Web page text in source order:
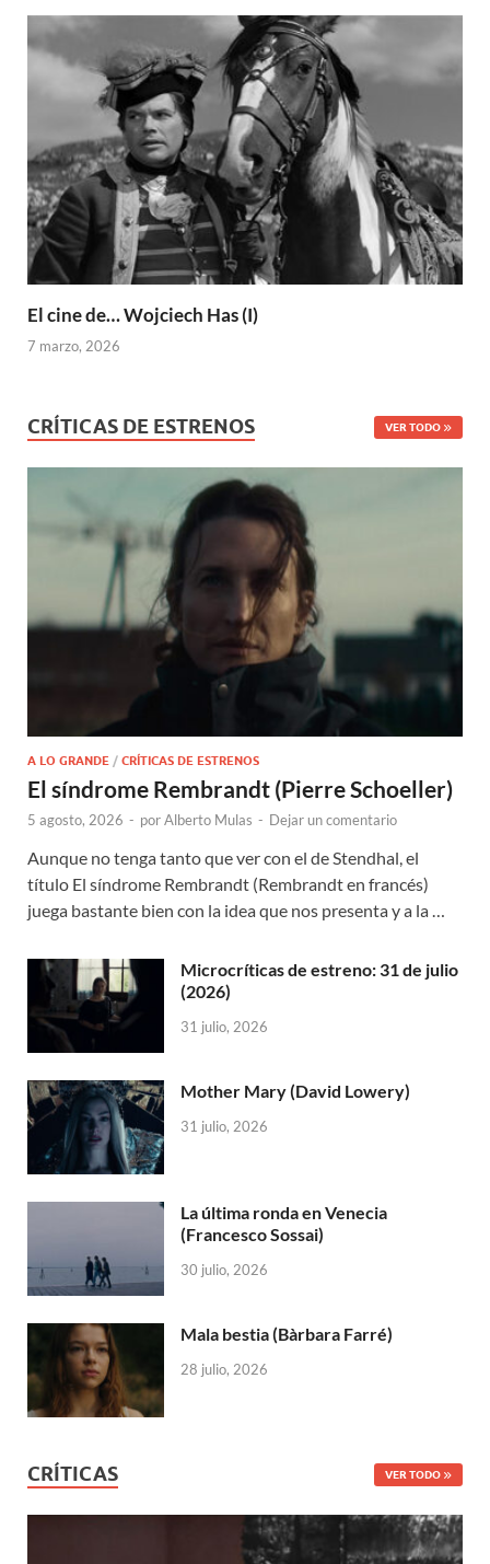
El cine de… Wojciech Has (I)
7 marzo, 2026
CRÍTICAS DE ESTRENOS VER TODO
A LO GRANDE / CRÍTICAS DE ESTRENOS
El síndrome Rembrandt (Pierre Schoeller)
5 agosto, 2026 - porAlberto Mulas - Dejar un comentario
Aunque no tenga tanto que ver con el de Stendhal, el
título El síndrome Rembrandt (Rembrandt en francés)
juega bastante bien con la idea que nos presenta y a la …
Microcríticas de estreno: 31 de julio
(2026)
31 julio, 2026
Mother Mary (David Lowery)
31 julio, 2026
La última ronda en Venecia
(Francesco Sossai)
30 julio, 2026
Mala bestia (Bàrbara Farré)
28 julio, 2026
CRÍTICAS VER TODO